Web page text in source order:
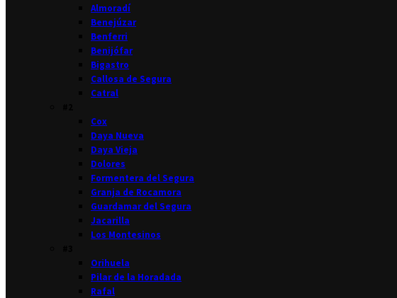
Almoradí
Benejúzar
Benferri
Benijófar
Bigastro
Callosa de Segura
Catral
Cox
Daya Nueva
Daya Vieja
Dolores
Formentera del Segura
Granja de Rocamora
Guardamar del Segura
Jacarilla
Los Montesinos
Orihuela
Pilar de la Horadada
Rafal